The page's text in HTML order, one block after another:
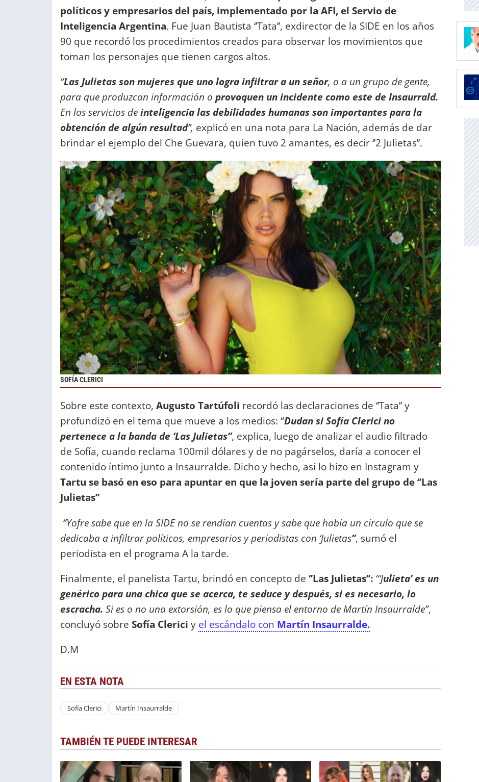
políticos y empresarios del país, implementado por la AFI, el Servio de
Inteligencia Argentina. Fue Juan Bautista ‘’Tata’’, exdirector de la SIDE en los años
90 que recordó los procedimientos creados para observar los movimientos que
toman los personajes que tienen cargos altos.
“Las Julietas son mujeres que uno logra infiltrar a un señor, o a un grupo de gente,
para que produzcan información o provoquen un incidente como este de Insaurrald.
En los servicios deinteligencia las debilidades humanas son importantes para la
obtención de algún resultad’’, explicó en una nota para La Nación, además de dar
brindar el ejemplo del Che Guevara, quien tuvo 2 amantes, es decir ‘’2 Julietas’’.
SOFÍA CLERICI
Sobre este contexto, Augusto Tartúfoli recordó las declaraciones de ‘’Tata’’ y
profundizó en el tema que mueve a los medios: “Dudan si Sofía Clerici no
pertenece a la banda de ‘Las Julietas”, explica, luego de analizar el audio filtrado
de Sofía, cuando reclama 100mil dólares y de no pagárselos, daría a conocer el
contenido íntimo junto a Insaurralde. Dicho y hecho, así lo hizo en Instagram y
Tartu se basó en eso para apuntar en que la joven sería parte del grupo de ‘’Las
Julietas’’
“Yofre sabe que en la SIDE no se rendían cuentas y sabe que había un círculo que se
dedicaba a infiltrar políticos, empresarios y periodistas con ‘Julietas’’, sumó el
periodista en el programa A la tarde.
Finalmente, el panelista Tartu, brindó en concepto de ‘’Las Julietas’’: “‘Julieta’ es un
genérico para una chica que se acerca, te seduce y después, si es necesario, lo
escracha. Si es o no una extorsión, es lo que piensa el entorno de Martín Insaurralde”,
concluyó sobre Sofía Clerici y el escándalo con Martín Insaurralde.
D.M
EN ESTA NOTA
Sofía Clerici Martín Insaurralde
TAMBIÉN TE PUEDE INTERESAR